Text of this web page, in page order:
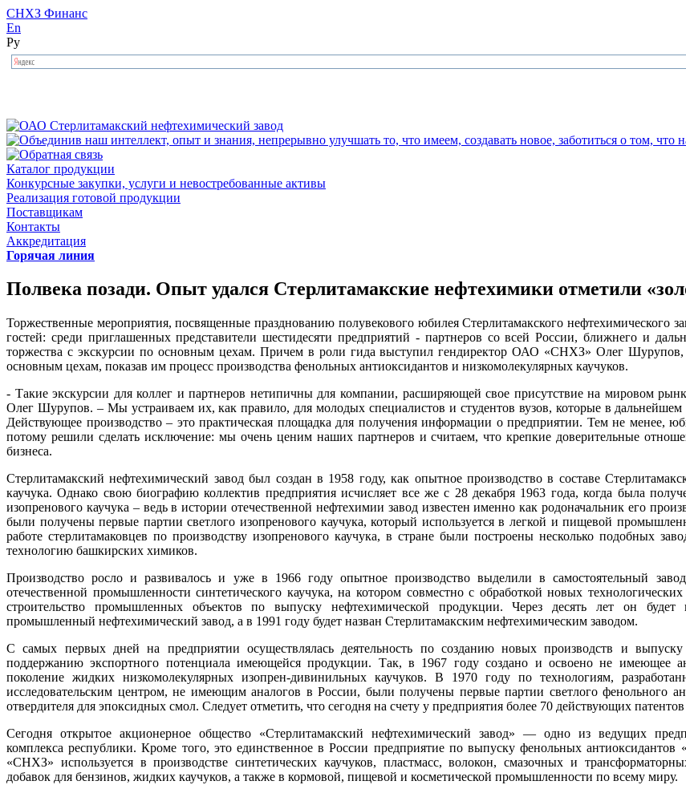
СНХЗ Финанс
En
Ру
Каталог продукции
Конкурсные закупки, услуги и невостребованные активы
Реализация готовой продукции
Поставщикам
Контакты
Аккредитация
Горячая линия
Полвека позади. Опыт удался Стерлитамакские нефтехимики отметили
Торжественные мероприятия, посвященные празднованию полувекового юбилея Стерлитамакского нефтехимического
гостей: среди приглашенных представители шестидесяти предприятий - партнеров со всей России, ближнего и
торжества с экскурсии по основным цехам. Причем в роли гида выступил гендиректор ОАО «СНХЗ» Олег Шурупов,
основным цехам, показав им процесс производства фенольных антиоксидантов и низкомолекулярных каучуков.
- Такие экскурсии для коллег и партнеров нетипичны для компании, расширяющей свое присутствие на мировом
Олег Шурупов. – Мы устраиваем их, как правило, для молодых специалистов и студентов вузов, которые в дальнейшем
Действующее производство – это практическая площадка для получения информации о предприятии. Тем не менее,
потому решили сделать исключение: мы очень ценим наших партнеров и считаем, что крепкие доверительные
бизнеса.
Стерлитамакский нефтехимический завод был создан в 1958 году, как опытное производство в составе
каучука. Однако свою биографию коллектив предприятия исчисляет все же с 28 декабря 1963 года, когда была
изопренового каучука – ведь в истории отечественной нефтехимии завод известен именно как родоначальник его
были получены первые партии светлого изопренового каучука, который используется в легкой и пищевой
работе стерлитамаковцев по производству изопренового каучука, в стране были построены несколько подобных
технологию башкирских химиков.
Производство росло и развивалось и уже в 1966 году опытное производство выделили в самостоятельный
отечественной промышленности синтетического каучука, на котором совместно с обработкой новых технологических
строительство промышленных объектов по выпуску нефтехимической продукции. Через десять лет он
промышленный нефтехимический завод, а в 1991 году будет назван Стерлитамакским нефтехимическим заводом.
С самых первых дней на предприятии осуществлялась деятельность по созданию новых производств и
поддержанию экспортного потенциала имеющейся продукции. Так, в 1967 году создано и освоено не имеющее
поколение жидких низкомолекулярных изопрен-дивинильных каучуков. В 1970 году по технологиям,
исследовательским центром, не имеющим аналогов в России, были получены первые партии светлого фенольного
отвердителя для эпоксидных смол. Следует отметить, что сегодня на счету у предприятия более 70 действующих
Сегодня открытое акционерное общество «Стерлитамакский нефтехимический завод» — одно из ведущих
комплекса республики. Кроме того, это единственное в России предприятие по выпуску фенольных
«СНХЗ» используется в производстве синтетических каучуков, пластмасс, волокон, смазочных и
добавок для бензинов, жидких каучуков, а также в кормовой, пищевой и косметической промышленности по всему миру.